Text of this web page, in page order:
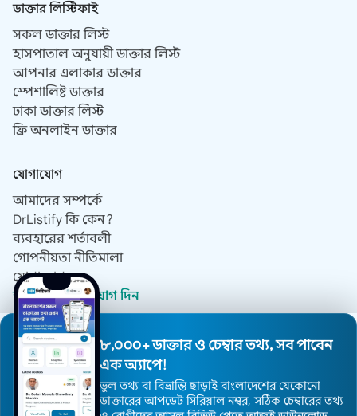
ডাক্তার লিস্টিফাই
সকল ডাক্তার লিস্ট
হাসপাতাল অনুযায়ী ডাক্তার লিস্ট
আপনার এলাকার ডাক্তার
স্পেশালিষ্ট ডাক্তার
ঢাকা ডাক্তার লিস্ট
ফ্রি অনলাইন ডাক্তার
যোগাযোগ
আমাদের সম্পর্কে
DrListify কি কেন?
ব্যবহারের শর্তাবলী
গোপনীয়তা নীতিমালা
যোগাযোগ
ডাক্তার হিসেবে যোগ দিন
© 2019 - 2026 সর্বস্বত্ব সংরক্ষিত।
ওয়েবসাইট ডিজাইন ও ডেভেলপমেন্ট করেছে
ব্র্যান্ডিফাই
৮,০০০+ ডাক্তার ও চেম্বার তথ্য, সব পাবেন
এক অ্যাপে!
ভুল তথ্য বা বিভ্রান্তি ছাড়াই বাংলাদেশের যেকোনো
ডাক্তারের আপডেট সিরিয়াল নম্বর, সঠিক চেম্বারের তথ্য